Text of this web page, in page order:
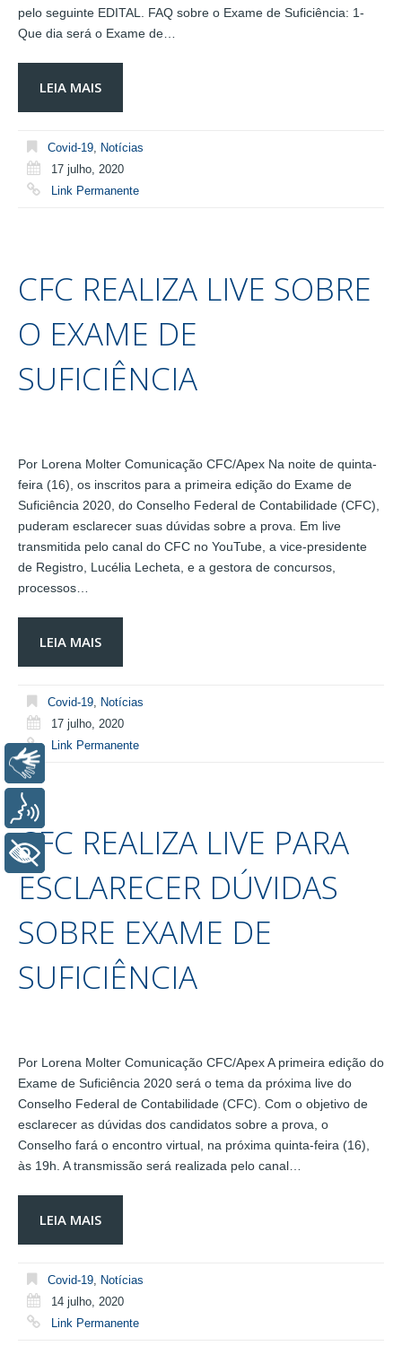
pelo seguinte EDITAL. FAQ sobre o Exame de Suficiência: 1-
Que dia será o Exame de…
LEIA MAIS
Covid-19, Notícias
17 julho, 2020
Link Permanente
CFC REALIZA LIVE SOBRE
O EXAME DE
SUFICIÊNCIA
Por Lorena Molter Comunicação CFC/Apex Na noite de quinta-
feira (16), os inscritos para a primeira edição do Exame de
Suficiência 2020, do Conselho Federal de Contabilidade (CFC),
puderam esclarecer suas dúvidas sobre a prova. Em live
transmitida pelo canal do CFC no YouTube, a vice-presidente
de Registro, Lucélia Lecheta, e a gestora de concursos,
processos…
LEIA MAIS
Covid-19 Notícias
17 julho, 2020
Link Permanente
CFC REALIZA LIVE PARA
ESCLARECER DÚVIDAS
SOBRE EXAME DE
SUFICIÊNCIA
Por Lorena Molter Comunicação CFC/Apex A primeira edição do
Exame de Suficiência 2020 será o tema da próxima live do
Conselho Federal de Contabilidade (CFC). Com o objetivo de
esclarecer as dúvidas dos candidatos sobre a prova, o
Conselho fará o encontro virtual, na próxima quinta-feira (16),
às 19h. A transmissão será realizada pelo canal…
LEIA MAIS
Covid-19
Notícias
14 julho, 2020
Link Permanente
+ Acessibilidade